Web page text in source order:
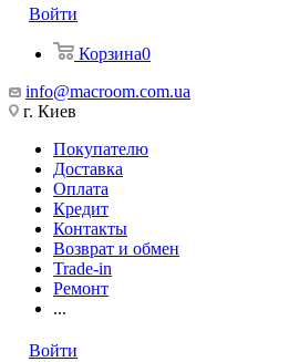
Войти
Корзина0
info@macroom.com.ua
г. Киев
Покупателю
Доставка
Оплата
Кредит
Контакты
Возврат и обмен
Trade-in
Ремонт
...
Войти